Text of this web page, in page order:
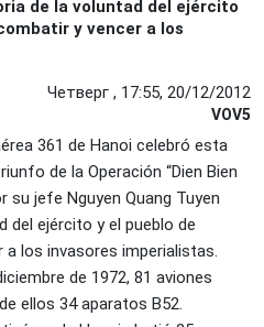
de la voluntad del ejército
y vencer a los
Четверг , 17:55, 20/12/2012
VOV5
361 de Hanoi celebró esta
de la Operación “Dien Bien
su jefe Nguyen Quang Tuyen
del ejército y el pueblo de
los invasores imperialistas.
de 1972, 81 aviones
ellos 34 aparatos B52.